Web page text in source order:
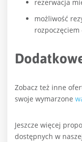
rezerwacja
możliwość
rozpoczęciem
Zobacz też inne
swoje wymarzone
Jeszcze więcej
dostępnych w